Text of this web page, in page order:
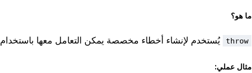
ما هو؟
throw يُستخدم لإنشاء أخطاء مخصصة يمكن التعامل معها باستخدام
مثال عملي: